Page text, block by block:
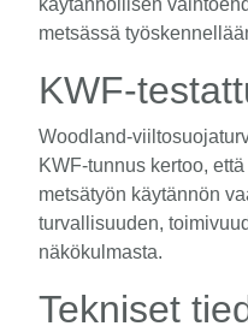
metsässä
KWF-
Woodland-
KWF-tunnus kertoo,
metsätyön käytännön
turvallisuuden,
näkökulmasta.
Tekniset